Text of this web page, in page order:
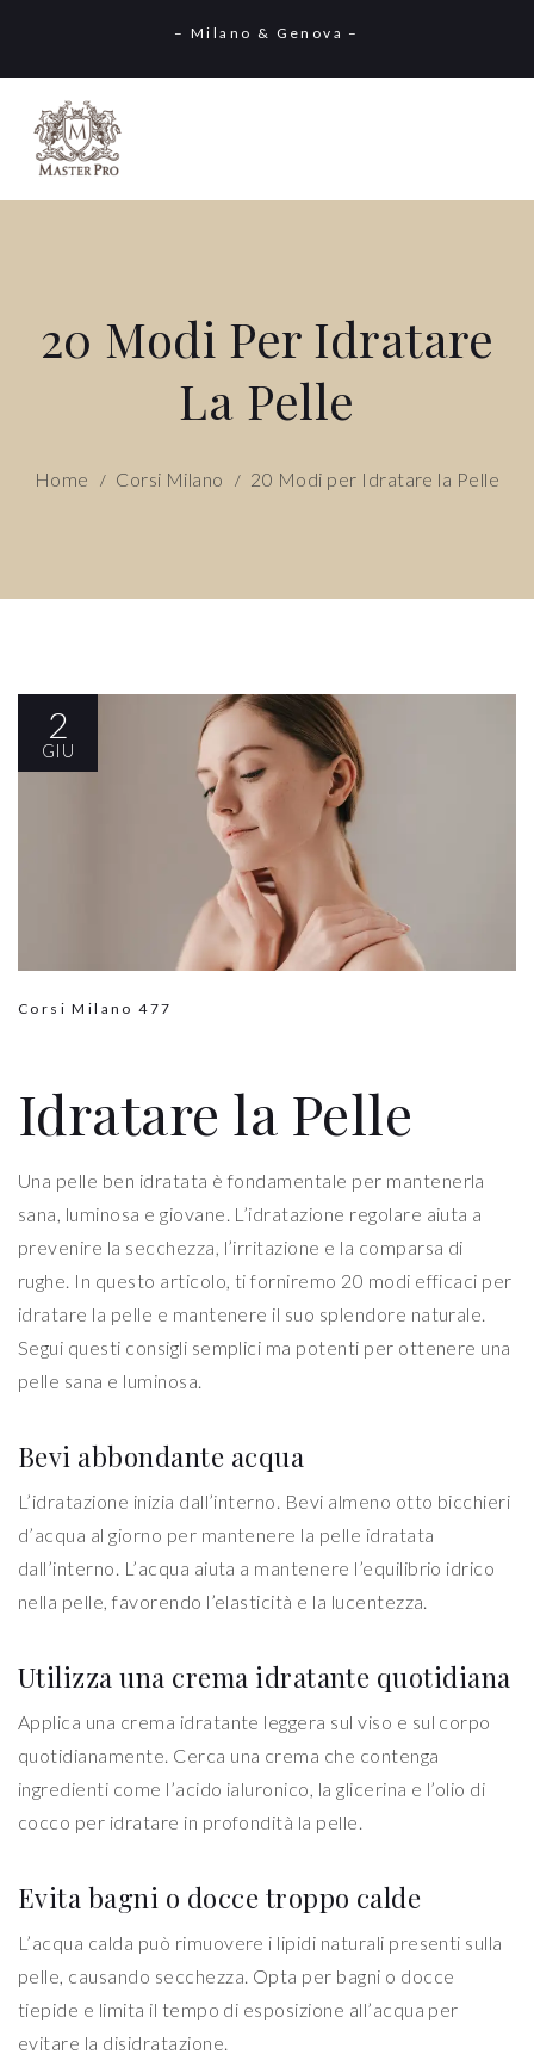
– Milano & Genova –
20 Modi Per Idratare
La Pelle
Home / Corsi Milano / 20 Modi per Idratare la Pelle
2
GIU
Corsi Milano477
Idratare la Pelle
Una pelle ben idratata è fondamentale per mantenerla
sana, luminosa e giovane. L’idratazione regolare aiuta a
prevenire la secchezza, l’irritazione e la comparsa di
rughe. In questo articolo, ti forniremo 20 modi efficaci per
idratare la pelle e mantenere il suo splendore naturale.
Segui questi consigli semplici ma potenti per ottenere una
pelle sana e luminosa.
Bevi abbondante acqua
L’idratazione inizia dall’interno. Bevi almeno otto bicchieri
d’acqua al giorno per mantenere la pelle idratata
dall’interno. L’acqua aiuta a mantenere l’equilibrio idrico
nella pelle, favorendo l’elasticità e la lucentezza.
Utilizza una crema idratante quotidiana
Applica una crema idratante leggera sul viso e sul corpo
quotidianamente. Cerca una crema che contenga
ingredienti come l’acido ialuronico, la glicerina e l’olio di
cocco per idratare in profondità la pelle.
Evita bagni o docce troppo calde
L’acqua calda può rimuovere i lipidi naturali presenti sulla
pelle, causando secchezza. Opta per bagni o docce
tiepide e limita il tempo di esposizione all’acqua per
evitare la disidratazione.